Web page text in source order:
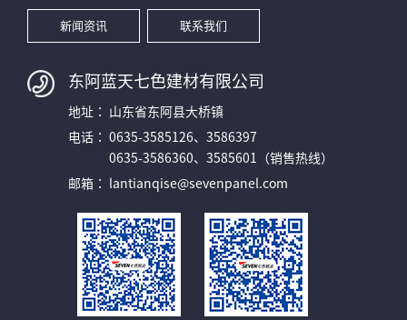
新闻资讯 联系我们
东阿蓝天七色建材有限公司
地址：
山东省东阿县大桥镇
电话：
0635-3585126、3586397
0635-3586360、3585601（销售热线）
邮箱：
lantianqise@sevenpanel.com